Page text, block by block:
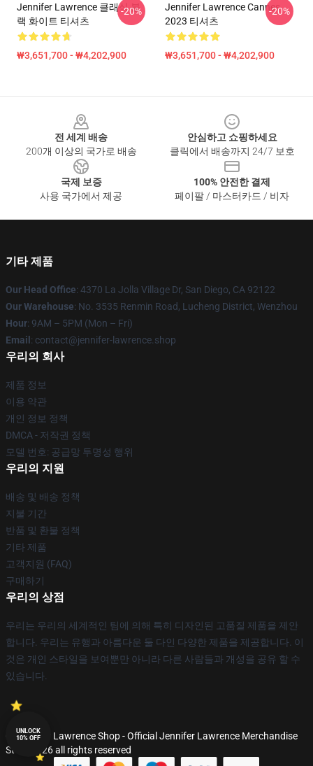
Jennifer Lawrence 클래식 블
랙 화이트 티셔츠
₩3,651,700 - ₩4,202,900
-20%
Jennifer Lawrence Cannes
2023 티셔츠
₩3,651,700 - ₩4,202,900
-20%
전 세계 배송
200개 이상의 국가로 배송
안심하고 쇼핑하세요
클릭에서 배송까지 24/7 보호
국제 보증
사용 국가에서 제공
100% 안전한 결제
페이팔 / 마스터카드 / 비자
기타 제품
Our Head Office: 4370 La Jolla Village Dr, San Diego, CA 92122
Our Warehouse: No. 3535 Renmin Road, Lucheng District, Wenzhou
Hour: 9AM – 5PM (Mon – Fri)
Email : contact@jennifer-lawrence.shop
우리의 회사
제품 정보
이용 약관
개인 정보 정책
DMCA - 저작권 정책
모델 번호: 공급망 투명성 행위
우리의 지원
배송 및 배송 정책
지불 기간
반품 및 환불 정책
기타 제품
고객지원 (FAQ)
구매하기
우리의 상점
우리는 우리의 세계적인 팀에 의해 특히 디자인된 고품질 제품을 제안
합니다. 우리는 유행과 아름다운 둘 다인 다양한 제품을 제공합니다. 이
것은 개인 스타일을 보여뿐만 아니라 다른 사람들과 개성을 공유 할 수
있습니다.
© Jennifer Lawrence Shop - Official Jennifer Lawrence Merchandise
Store 2026 all rights reserved
UNLOCK
10% OFF